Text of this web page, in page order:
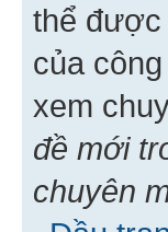
thể được
của
xem
đề mới
chuyên